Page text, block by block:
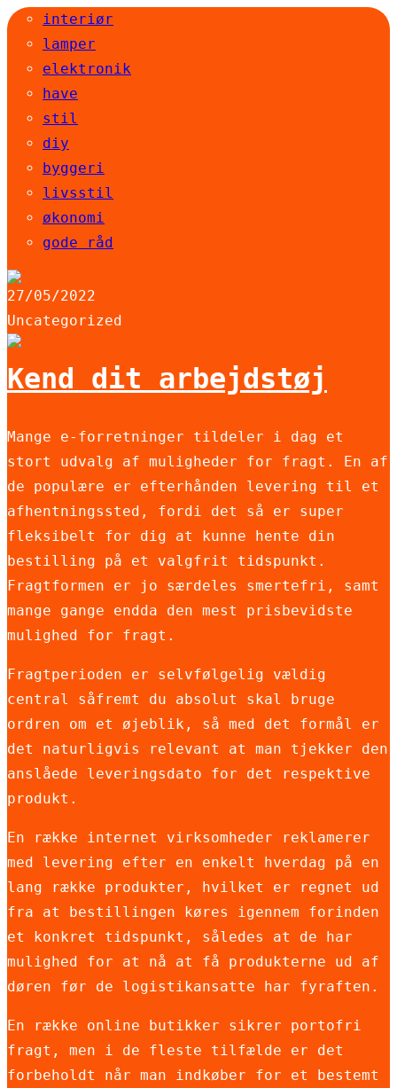
interiør
lamper
elektronik
have
stil
diy
byggeri
livsstil
økonomi
gode råd
27/05/2022
Uncategorized
Kend dit arbejdstøj
Mange e-forretninger tildeler i dag et
stort udvalg af muligheder for fragt. En af
de populære er efterhånden levering til et
afhentningssted, fordi det så er super
fleksibelt for dig at kunne hente din
bestilling på et valgfrit tidspunkt.
Fragtformen er jo særdeles smertefri, samt
mange gange endda den mest prisbevidste
mulighed for fragt.
Fragtperioden er selvfølgelig vældig
central såfremt du absolut skal bruge
ordren om et øjeblik, så med det formål er
det naturligvis relevant at man tjekker den
anslåede leveringsdato for det respektive
produkt.
En række internet virksomheder reklamerer
med levering efter en enkelt hverdag på en
lang række produkter, hvilket er regnet ud
fra at bestillingen køres igennem forinden
et konkret tidspunkt, således at de har
mulighed for at nå at få produkterne ud af
døren før de logistikansatte har fyraften.
En række online butikker sikrer portofri
fragt, men i de fleste tilfælde er det
forbeholdt når man indkøber for et bestemt